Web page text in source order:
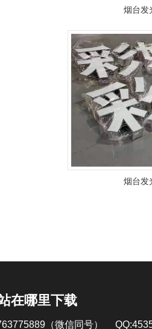
烟台发
烟台发
在哪里下载
（微信同号）